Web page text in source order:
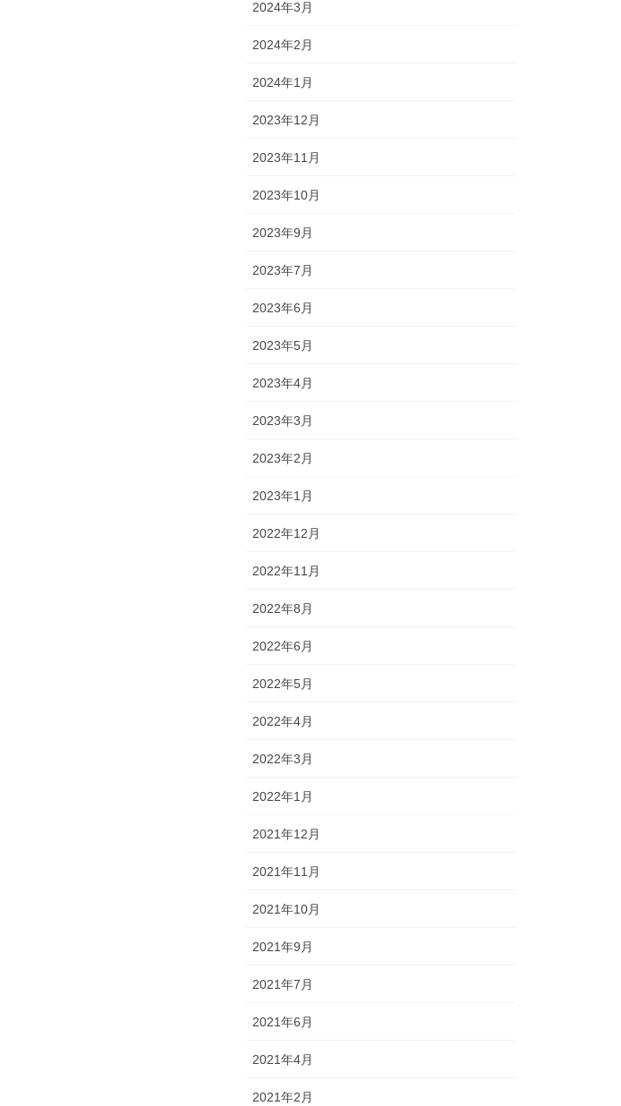
2024年3月
2024年2月
2024年1月
2023年12月
2023年11月
2023年10月
2023年9月
2023年7月
2023年6月
2023年5月
2023年4月
2023年3月
2023年2月
2023年1月
2022年12月
2022年11月
2022年8月
2022年6月
2022年5月
2022年4月
2022年3月
2022年1月
2021年12月
2021年11月
2021年10月
2021年9月
2021年7月
2021年6月
2021年4月
2021年2月